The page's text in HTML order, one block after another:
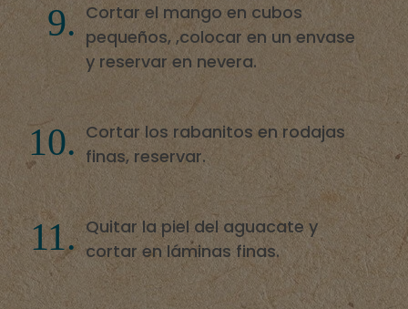
Cortar el mango en cubos
pequeños, ,colocar en un envase
y reservar en nevera.
Cortar los rabanitos en rodajas
finas, reservar.
Quitar la piel del aguacate y
cortar en láminas finas.